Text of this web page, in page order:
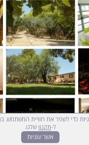
כדי לשפר את חוויית
ל-תקנוןשלנו.
אשר עוגיות